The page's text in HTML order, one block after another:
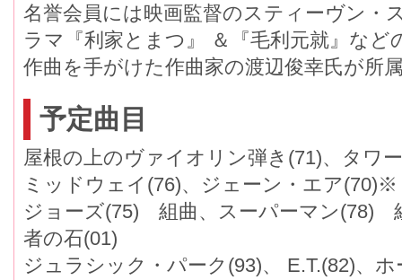
名誉会員には映画監督のスティーヴン・
ラマ『利家とまつ』 ＆『毛利元就』など
作曲を手がけた作曲家の渡辺俊幸氏が所
予定曲目
屋根の上のヴァイオリン弾き(71)、タワ
ミッドウェイ(76)、ジェーン・エア(70)※
ジョーズ(75) 組曲、スーパーマン(78)
者の石(01)
ジュラシック・パーク(93)、 E.T.(82)、